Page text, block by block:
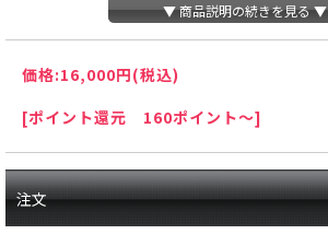
▼ 商品説明の続きを見る ▼
価格:16,000円(税込)
[ポイント還元 160ポイント～]
注文